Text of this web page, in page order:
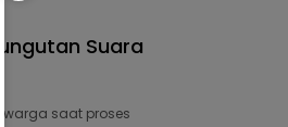
Suara
warga saat proses